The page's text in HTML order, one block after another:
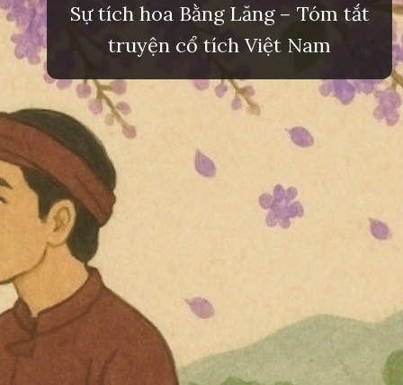
Sự tích hoa Bằng Lăng – Tóm tắt
truyện cổ tích Việt Nam